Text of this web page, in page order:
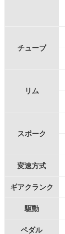
チューブ
リム
スポーク
変速方式
ギアクランク
駆動
ペダル